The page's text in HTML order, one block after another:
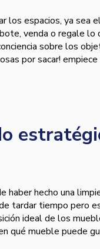
los espacios, ya sea
venda o regale
sobre los
por sacar!
haber hecho una
tardar tiempo pero
ideal de los
qué mueble puede